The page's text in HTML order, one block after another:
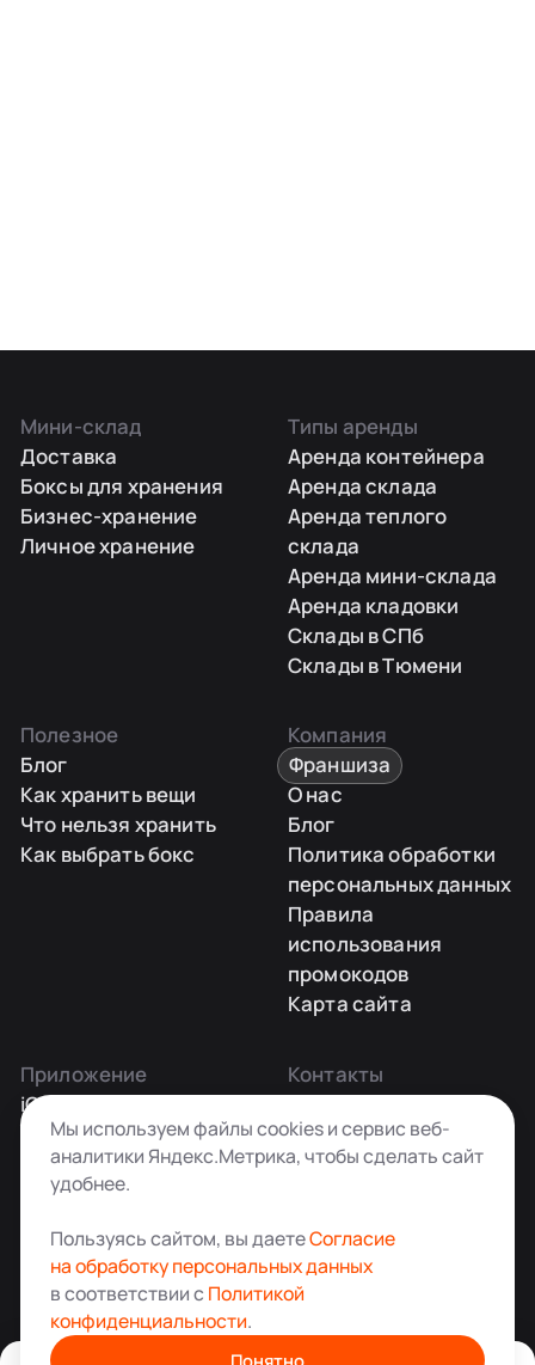
Мини-склад
Доставка
Боксы для хранения
Бизнес-хранение
Личное хранение
Типы аренды
Аренда контейнера
Аренда склада
Аренда теплого
склада
Аренда мини-склада
Аренда кладовки
Склады в СПб
Склады в Тюмени
Полезное
Блог
Как хранить вещи
Что нельзя хранить
Как выбрать бокс
Компания
Франшиза
О нас
Блог
Политика обработки
персональных данных
Правила
использования
промокодов
Карта сайта
Приложение
iOS
Android
Контакты
Заказать звонок
+7 495 181-55-45
info@kladovkin.ru
Аренда склада для хранения вещей в Москве
© ООО «Кладовкин» 2026. Все права защищены
Мы используем файлы cookies и сервис веб-
аналитики Яндекс.Метрика, чтобы сделать сайт
удобнее.
Пользуясь сайтом, вы даетеСогласие
на обработку персональных данных
в соответствии с Политикой
конфиденциальности.
Понятно